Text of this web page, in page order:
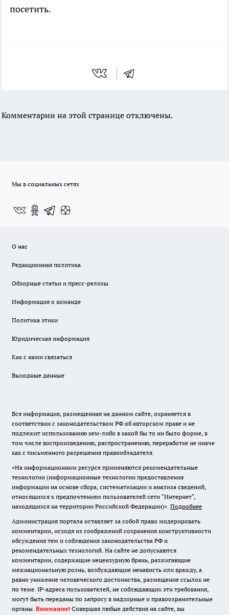
посетить.
Комментарии на этой странице отключены.
Мы в социальных сетях
О нас
Редакционная политика
Обзорные статьи и пресс-релизы
Информация о команде
Политика этики
Юридическая информация
Как с нами связаться
Выходные данные
Вся информация, размещенная на данном сайте, охраняется в
соответствии с законодательством РФ об авторском праве и не
подлежит использованию кем-либо в какой бы то ни было форме, в
том числе воспроизведению, распространению, переработке не иначе
как с письменного разрешения правообладателя.
«На информационном ресурсе применяются рекомендательные
технологии (информационные технологии предоставления
информации на основе сбора, систематизации и анализа сведений,
относящихся к предпочтениям пользователей сети "Интернет",
находящихся на территории Российской Федерации)». Подробнее
Администрация портала оставляет за собой право модерировать
комментарии, исходя из соображений сохранения конструктивности
обсуждения тем и соблюдения законодательства РФ и
рекомендательных технологий. На сайте не допускаются
комментарии, содержащие нецензурную брань, разжигающие
межнациональную рознь, возбуждающие ненависть или вражду, а
равно унижение человеческого достоинства, размещение ссылок не
по теме. IP-адреса пользователей, не соблюдающих эти требования,
могут быть переданы по запросу в надзорные и правоохранительные
органы. Внимание! Совершая любые действия на сайте, вы